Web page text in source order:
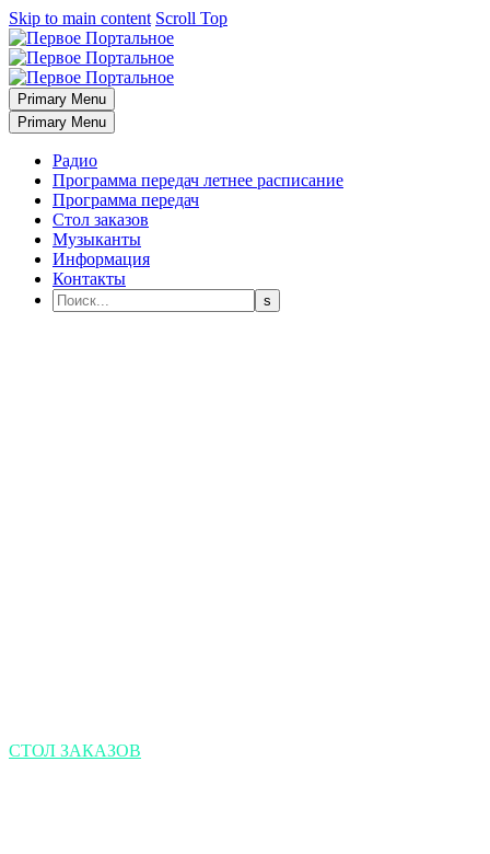
Skip to main content Scroll Top
Primary Menu
Primary Menu
Радио
Программа передач летнее расписание
Программа передач
Стол заказов
Музыканты
Информация
Контакты
СТОЛ ЗАКАЗОВ